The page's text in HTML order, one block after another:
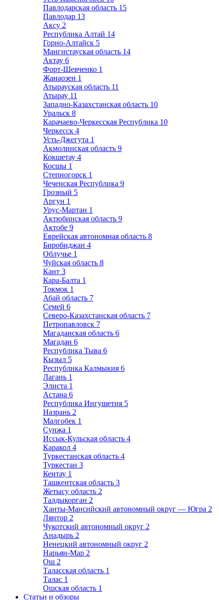
Павлодарская область 15
Павлодар 13
Аксу 2
Республика Алтай 14
Горно-Алтайск 5
Мангистауская область 14
Актау 6
Форт-Шевченко 1
Жанаозен 1
Атырауская область 11
Атырау 11
Западно-Казахстанская область 10
Уральск 8
Карачаево-Черкесская Республика 10
Черкесск 4
Усть-Джегута 1
Акмолинская область 9
Кокшетау 4
Косшы 1
Степногорск 1
Чеченская Республика 9
Грозный 5
Аргун 1
Урус-Мартан 1
Актюбинская область 9
Актобе 9
Еврейская автономная область 8
Биробиджан 4
Облучье 1
Чуйская область 8
Кант 3
Кара-Балта 1
Токмок 1
Абай область 7
Семей 6
Северо-Казахстанская область 7
Петропавловск 7
Магаданская область 6
Магадан 6
Республика Тыва 6
Кызыл 5
Республика Калмыкия 6
Лагань 1
Элиста 1
Астана 6
Республика Ингушетия 5
Назрань 2
Малгобек 1
Сунжа 1
Иссык-Кульская область 4
Каракол 4
Туркестанская область 4
Туркестан 3
Кентау 1
Ташкентская область 3
Жетысу область 2
Талдыкорган 2
Ханты-Мансийский автономный округ — Югра 2
Лянтор 2
Чукотский автономный округ 2
Анадырь 2
Ненецкий автономный округ 2
Нарьян-Мар 2
Ош 2
Таласская область 1
Талас 1
Ошская область 1
Статьи и обзоры